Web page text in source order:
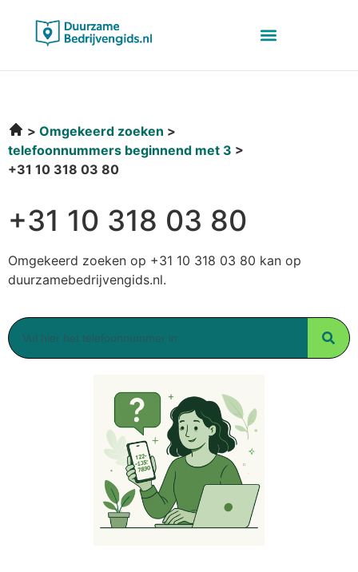
Omgekeerd zoeken
telefoonnummers beginnend met 3
+31 10 318 03 80
+31 10 318 03 80
Omgekeerd zoeken op +31 10 318 03 80 kan op
duurzamebedrijvengids.nl.